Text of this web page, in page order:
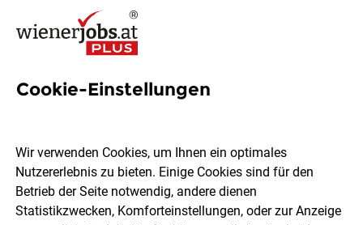
Shop-Verkaufsmitarbeiter
Hofzuckerbäcker Gerstner im
Palais Todesco
Cookie-Einstellungen
Wir verwenden Cookies, um Ihnen ein optimales
Nutzererlebnis zu bieten. Einige Cookies sind für den
Betrieb der Seite notwendig, andere dienen
Statistikzwecken, Komforteinstellungen, oder zur Anzeige